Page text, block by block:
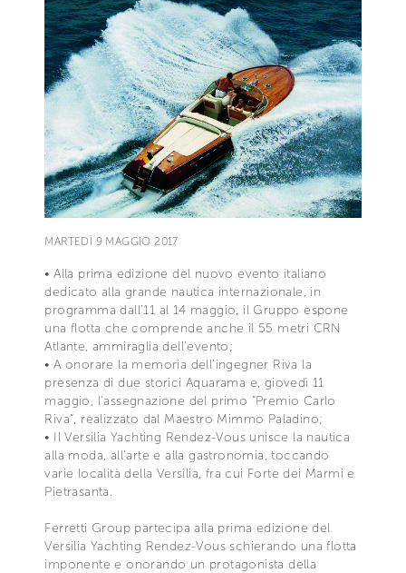
MARTEDÌ 9 MAGGIO 2017
• Alla prima edizione del nuovo evento italiano
dedicato alla grande nautica internazionale, in
programma dall’11 al 14 maggio, il Gruppo espone
una flotta che comprende anche il 55 metri CRN
Atlante, ammiraglia dell’evento;
• A onorare la memoria dell’ingegner Riva la
presenza di due storici Aquarama e, giovedì 11
maggio, l’assegnazione del primo “Premio Carlo
Riva”, realizzato dal Maestro Mimmo Paladino;
• Il Versilia Yachting Rendez-Vous unisce la nautica
alla moda, all’arte e alla gastronomia, toccando
varie località della Versilia, fra cui Forte dei Marmi e
Pietrasanta.
Ferretti Group partecipa alla prima edizione del
Versilia Yachting Rendez-Vous schierando una flotta
imponente e onorando un protagonista della